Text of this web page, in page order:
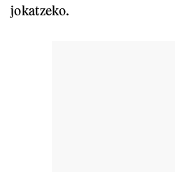
jokatzeko.